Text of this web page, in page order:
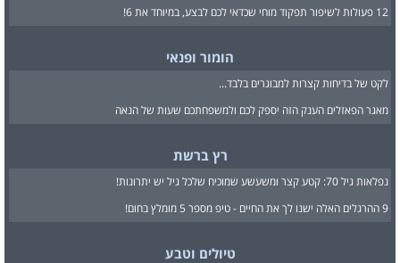
12 פעולות לשיפור תפקוד מוחי שכדאי לכם לבצע, במיוחד את 6!
הומור ופנאי
לקט של בדיחות קצרות למבוגרים בלבד...
מאגר הפאזלים הענק הזה יספק לכם ולמשפחתכם שעות של הנאה
רץ ברשת
נפלאות גיל 70: קטע קצר ומשעשע שמוכיח שלכל גיל יש יתרונות!
9 ההרגלים האלה ישנו לך את החיים - טיפ מספר 5 מומלץ בחום!
טיולים וטבע